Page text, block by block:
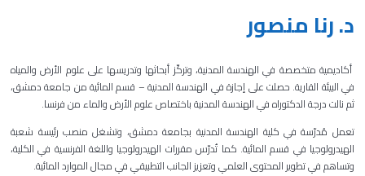
د. رنا منصور
أكاديمية متخصصة في الهندسة المدنية، وتركّز أبحاثها وتدريسها على علوم الأرض والمياه
في البيئة القارية. حصلت على إجازة في الهندسة المدنية – قسم المائية من جامعة دمشق،
ثم نالت درجة الدكتوراه في الهندسة المدنية باختصاص علوم الأرض والماء من فرنسا.
تعمل مُدرّسة في كلية الهندسة المدنية بجامعة دمشق، وتشغل منصب رئيسة شعبة
الهيدرولوجيا في قسم المائية. كما تُدرّس مقررات الهيدرولوجيا واللغة الفرنسية في الكلية،
وتساهم في تطوير المحتوى العلمي وتعزيز الجانب التطبيقي في مجال الموارد المائية.